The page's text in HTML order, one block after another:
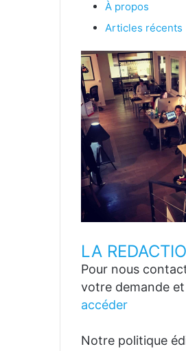
À propos
Articles récents
LA
Pour nous
votre demande
accéder
Notre politique